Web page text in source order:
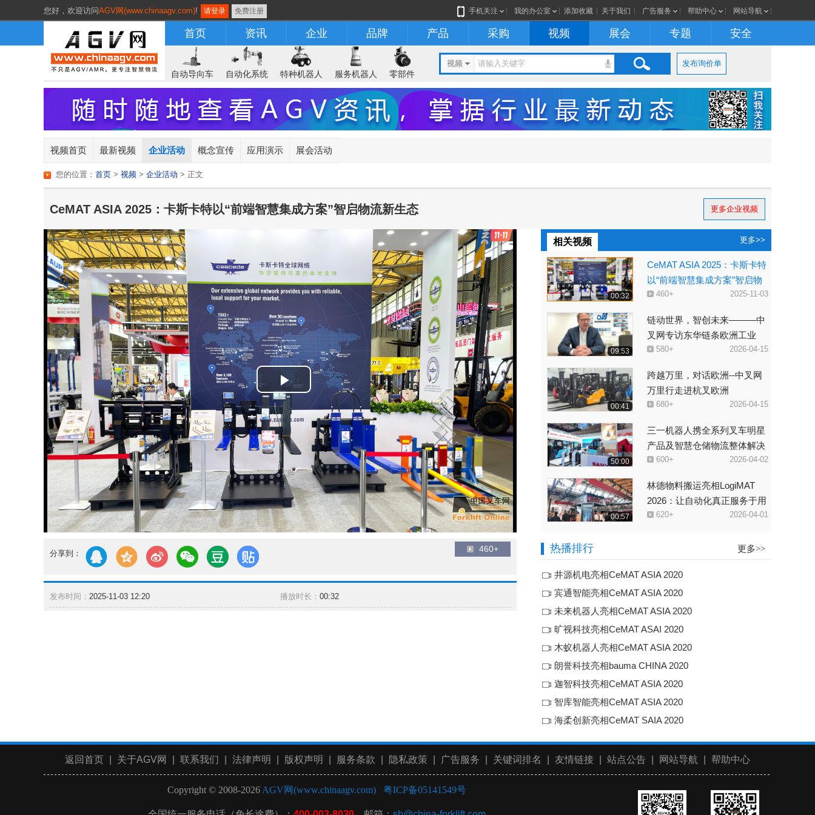
您好， 欢迎访问AGV网(www.chinaagv.com)! 请登录 免费注册 手机关注 我的办公室 添加收藏 关于我们 广告服务 帮助中心 网站导航
首页 资讯 企业 品牌 产品 采购 视频 展会 专题 安全
自动导向车 自动化系统 特种机器人 服务机器人 零部件
视频 发布询价单
视频首页 最新视频 企业活动 概念宣传 应用演示 展会活动
您的位置： 首页 > 视频 > 企业活动 > 正文
CeMAT ASIA 2025：卡斯卡特以“前端智慧集成方案”智启物流新生态 更多企业视频
Play
Video
分享到： 460+
发布时间： 2025-11-03 12:20 播放时长： 00:32
相关视频 更多>>
00:32
CeMAT ASIA 2025：卡斯卡特
以“前端智慧集成方案”智启物
流新生态
460+ 2025-11-03
09:53
链动世界，智创未来———中
叉网专访东华链条欧洲工业
（德国）公司总经理Christian
580+ 2026-04-15
00:41
跨越万里，对话欧洲--中叉网
万里行走进杭叉欧洲
680+ 2026-04-15
50:00
三一机器人携全系列叉车明星
产品及智慧仓储物流整体解决
方案——亮相LogiMAT 2026
600+ 2026-04-02
00:57
林德物料搬运亮相LogiMAT
2026：让自动化真正服务于用
户 620+ 2026-04-01
00:36
造了一个集自动化、智能化、
可视化于一体的仓储管理解决
530+
热播排行 更多>>
井源机电亮相CeMAT ASIA 2020
宾通智能亮相CeMAT ASIA 2020
未来机器人亮相CeMAT ASIA 2020
旷视科技亮相CeMAT ASAI 2020
木蚁机器人亮相CeMAT ASIA 2020
朗誉科技亮相bauma CHINA 2020
迦智科技亮相CeMAT ASIA 2020
智库智能亮相CeMAT ASIA 2020
海柔创新亮相CeMAT SAIA 2020
返回首页 关于AGV网 联系我们 法律声明 版权声明 服务条款 隐私政策 广告服务 关键词排名 友情链接 站点公告 网站导航 帮助中心
Copyright © 2008-2026 AGV网(www.chinaagv.com) 粤ICP备05141549号